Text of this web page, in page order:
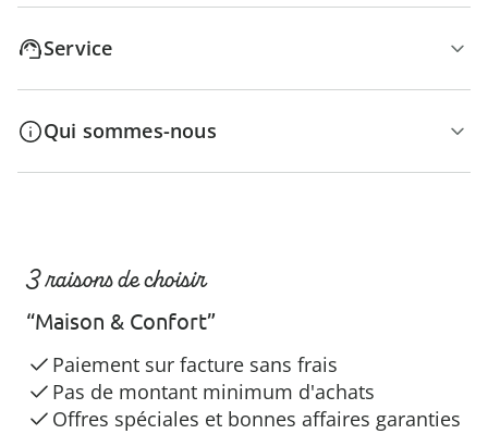
Service
Qui sommes-nous
3 raisons de choisir
“Maison & Confort”
Paiement sur facture sans frais
Pas de montant minimum d'achats
Offres spéciales et bonnes affaires garanties